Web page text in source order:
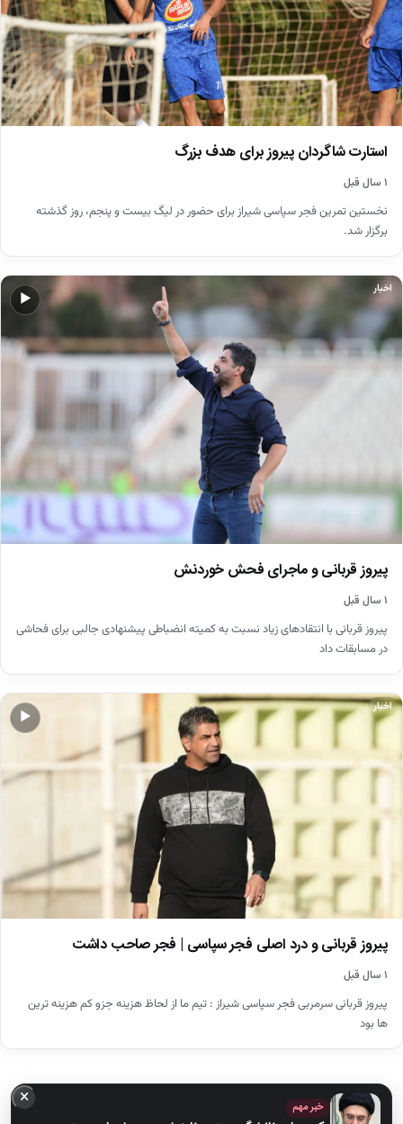
استارت شاگردان پیروز برای هدف بزرگ
۱ سال قبل
نخستین تمرین فجر سپاسی شیراز برای حضور در لیگ بیست و پنجم، روز گذشته
برگزار شد.
▶
اخبار
پیروز قربانی و ماجرای فحش خوردنش
۱ سال قبل
پیروز قربانی با انتقادهای زیاد نسبت به کمیته انضباطی پیشنهادی جالبی برای فحاشی
در مسابقات داد
▶
اخبار
پیروز قربانی و درد اصلی فجر سپاسی | فجر صاحب داشت
۱ سال قبل
پیروز قربانی سرمربی فجر سپاسی شیراز : تیم ما از لحاظ هزینه جزو کم هزینه ترین
ها بود
× خبر مهم